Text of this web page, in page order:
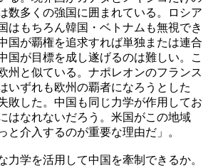
数多くの強国に囲まれている。ロシア
はもちろん韓国・ベトナムも無視でき
国が覇権を追求すれば単独または連合
国が目標を成し遂げるのは難しい。こ
州と似ている。ナポレオンのフランス
いずれも欧州の覇者になろうとした
敗した。中国も同じ力学が作用してお
はなれないだろう。米国がこの地域
と介入するのが重要な理由だ」。
力学を活用して中国を牽制できるか。